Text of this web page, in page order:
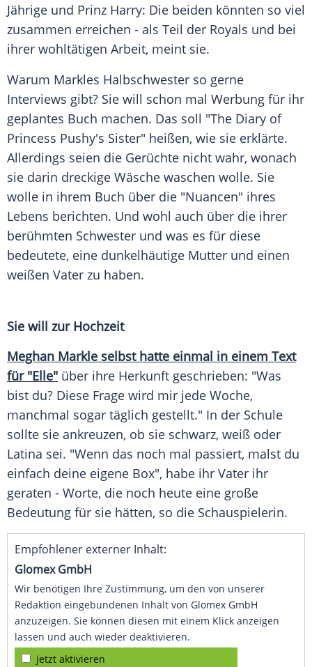
Jährige und Prinz Harry: Die beiden könnten so viel
zusammen erreichen - als Teil der Royals und bei
ihrer wohltätigen Arbeit, meint sie.
Warum Markles Halbschwester so gerne
Interviews gibt? Sie will schon mal Werbung für ihr
geplantes Buch machen. Das soll "The Diary of
Princess Pushy's Sister" heißen, wie sie erklärte.
Allerdings seien die Gerüchte nicht wahr, wonach
sie darin dreckige Wäsche waschen wolle. Sie
wolle in ihrem Buch über die "Nuancen" ihres
Lebens berichten. Und wohl auch über die ihrer
berühmten Schwester und was es für diese
bedeutete, eine dunkelhäutige Mutter und einen
weißen Vater zu haben.
Sie will zur Hochzeit
Meghan Markle selbst hatte einmal in einem Text
für "Elle" über ihre Herkunft geschrieben: "Was
bist du? Diese Frage wird mir jede Woche,
manchmal sogar täglich gestellt." In der Schule
sollte sie ankreuzen, ob sie schwarz, weiß oder
Latina sei. "Wenn das noch mal passiert, malst du
einfach deine eigene Box", habe ihr Vater ihr
geraten - Worte, die noch heute eine große
Bedeutung für sie hätten, so die Schauspielerin.
Empfohlener externer Inhalt:
Glomex GmbH
Wir benötigen Ihre Zustimmung, um den von unserer
Redaktion eingebundenen Inhalt von Glomex GmbH
anzuzeigen. Sie können diesen mit einem Klick anzeigen
lassen und auch wieder deaktivieren.
jetzt aktivieren